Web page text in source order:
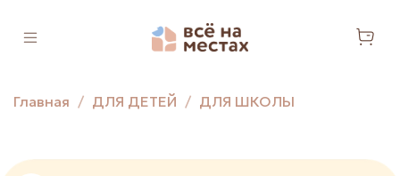
Главная ДЛЯ ДЕТЕЙ ДЛЯ ШКОЛЫ